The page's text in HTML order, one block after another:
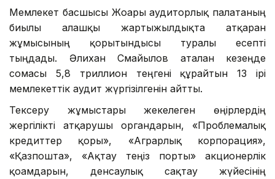
Мемлекет басшысы Жоғары аудиторлық палатаның
биылғы алғашқы жартыжылдықта атқарған
жұмысының қорытындысы туралы есепті
тыңдады. Әлихан Смайылов аталған кезеңде
сомасы 5,8 триллион теңгені құрайтын 13 ірі
мемлекеттік аудит жүргізілгенін айтты.
Тексеру жұмыстары жекелеген өңірлердің
жергілікті атқарушы органдарын, «Проблемалық
кредиттер қоры», «Аграрлық корпорация»,
«Қазпошта», «Ақтау теңіз порты» акционерлік
қоғамдарын, денсаулық сақтау жүйесінің